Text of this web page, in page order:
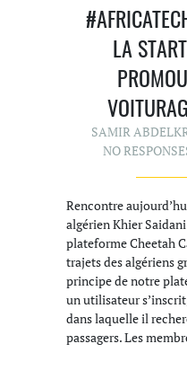
LA
SAMIR
NO
Rencontre
algérien Khier
plateforme Cheetah
trajets des algériens
principe de notre
un utilisateur
dans laquelle il
passagers. Les